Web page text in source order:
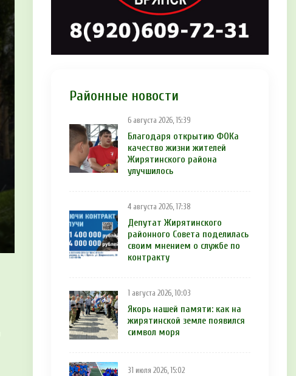
Районные новости
6 августа 2026, 15:39
Благодаря открытию ФОКа
качество жизни жителей
Жирятинского района
улучшилось
4 августа 2026, 17:38
Депутат Жирятинского
районного Совета поделилась
своим мнением о службе по
контракту
1 августа 2026, 10:03
Якорь нашей памяти: как на
жирятинской земле появился
символ моря
31 июля 2026, 15:02